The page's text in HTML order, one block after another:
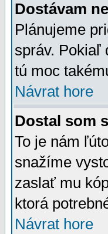
Dostávam
Plánujeme
správ. Pokiaľ
tú moc
Návrat hore
Dostal som
To je nám
snažíme
zaslať mu
ktorá
Návrat hore